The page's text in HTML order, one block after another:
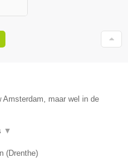
maar wel in de
▼
(Drenthe)